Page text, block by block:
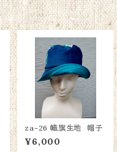
za-26 幟旗生地 帽子
¥6,000